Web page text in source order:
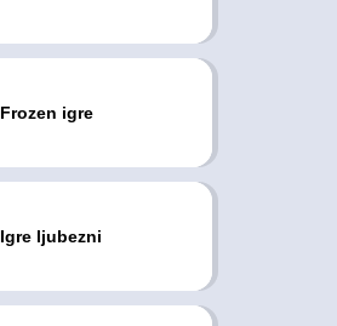
Frozen igre
Igre ljubezni